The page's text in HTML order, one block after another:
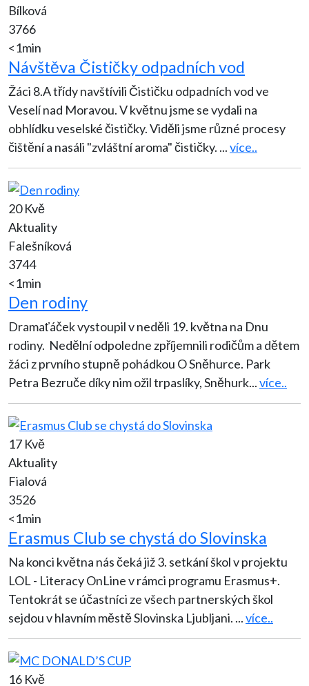
Bílková
3766
<1min
Návštěva Čističky odpadních vod
Žáci 8.A třídy navštívili Čističku odpadních vod ve
Veselí nad Moravou. V květnu jsme se vydali na
obhlídku veselské čističky. Viděli jsme různé procesy
čištění a nasáli "zvláštní aroma" čističky. ...více..
20 Kvě
Aktuality
Falešníková
3744
<1min
Den rodiny
Dramaťáček vystoupil v neděli 19. května na Dnu
rodiny. Nedělní odpoledne zpříjemnili rodičům a dětem
žáci z prvního stupně pohádkou O Sněhurce. Park
Petra Bezruče díky nim ožil trpaslíky, Sněhurk...více..
17 Kvě
Aktuality
Fialová
3526
<1min
Erasmus Club se chystá do Slovinska
Na konci května nás čeká již 3. setkání škol v projektu
LOL - Literacy OnLine v rámci programu Erasmus+.
Tentokrát se účastníci ze všech partnerských škol
sejdou v hlavním městě Slovinska Ljubljani. ...více..
16 Kvě